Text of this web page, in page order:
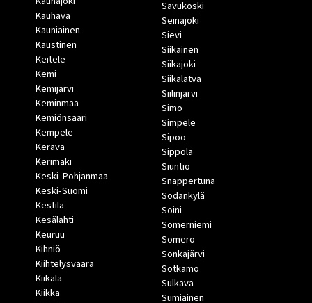
Kauhava
Kauniainen
Kaustinen
Keitele
Kemi
Kemijärvi
Keminmaa
Kemiönsaari
Kempele
Kerava
Kerimäki
Keski-Pohjanmaa
Keski-Suomi
Kestilä
Kesälahti
Keuruu
Kihniö
Kiihtelysvaara
Kiikala
Kiikka
Savukoski
Seinäjoki
Sievi
Siikainen
Siikajoki
Siikalatva
Siilinjärvi
Simo
Simpele
Sipoo
Sippola
Siuntio
Snappertuna
Sodankylä
Soini
Somerniemi
Somero
Sonkajärvi
Sotkamo
Sulkava
Sumiainen